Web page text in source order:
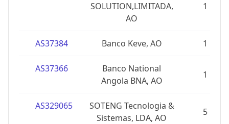
SOLUTION,LIMITADA,
AO
1
AS37384 Banco Keve, AO 1
AS37366
Banco National
Angola BNA, AO
1
AS329065
SOTENG Tecnologia &
Sistemas, LDA, AO
5